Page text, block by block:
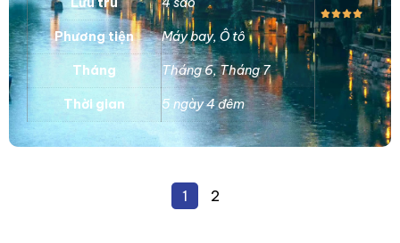
Phương tiện Máy bay, Ô tô
Tháng Tháng 6,Tháng 7
Thời gian 5 ngày 4 đêm
1 2